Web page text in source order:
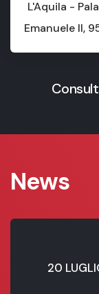
L'Aquila -
Emanuele II,
News
20